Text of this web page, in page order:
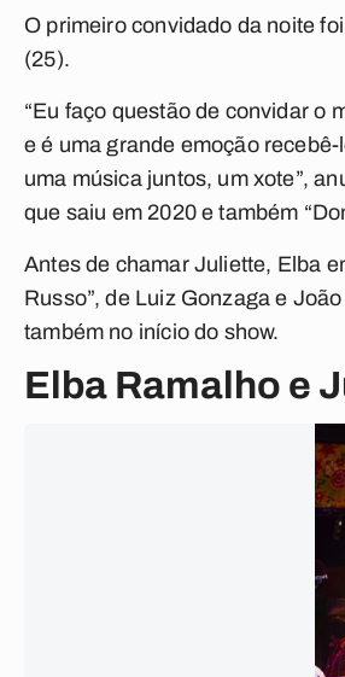
O primeiro convidado da noite
(25).
“Eu faço questão de convidar o
e é uma grande emoção
uma música juntos, um xote”,
que saiu em 2020 e também
Antes de chamar Juliette, Elba
Russo”, de Luiz Gonzaga e
também no início do show.
Elba Ramalho e